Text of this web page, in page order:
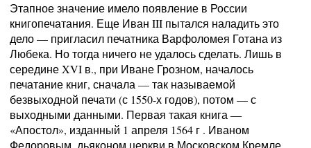
Этапное значение имело появление в России
книгопечатания. Еще Иван III пытался наладить это
дело — пригласил печатника Варфоломея Готана из
Любека. Но тогда ничего не удалось сделать. Лишь в
середине XVI в., при Иване Грозном, началось
печатание книг, сначала — так называемой
безвыходной печати (с 1550-х годов), потом — с
выходными данными. Первая такая книга —
«Апостол», изданный 1 апреля 1564 г . Иваном
Федоровым, дьяконом церкви в Московском Кремле.